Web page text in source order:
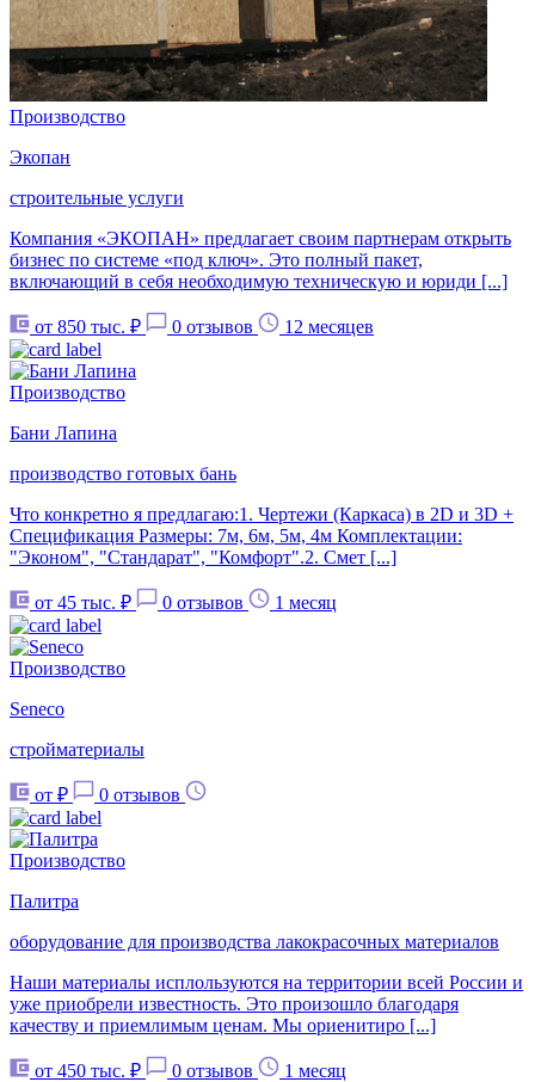
Производство
Экопан
строительные услуги
Компания «ЭКОПАН» предлагает своим партнерам открыть
бизнес по системе «под ключ». Это полный пакет,
включающий в себя необходимую техническую и юриди [...]
от 850 тыс. ₽ 0 отзывов 12 месяцев
Производство
Бани Лапина
производство готовых бань
Что конкретно я предлагаю:1. Чертежи (Каркаса) в 2D и 3D +
Спецификация Размеры: 7м, 6м, 5м, 4м Комплектации:
"Эконом", "Стандарат", "Комфорт".2. Смет [...]
от 45 тыс. ₽ 0 отзывов 1 месяц
Производство
Seneco
стройматериалы
от ₽ 0 отзывов
Производство
Палитра
оборудование для производства лакокрасочных материалов
Наши материалы исплользуются на территории всей России и
уже приобрели известность. Это произошло благодаря
качеству и приемлимым ценам. Мы ориенитиро [...]
от 450 тыс. ₽ 0 отзывов 1 месяц